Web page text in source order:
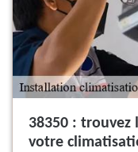
38350 :
votre